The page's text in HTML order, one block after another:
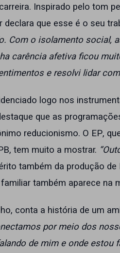
Inspirado pelo tom
que esse é o seu
Com o isolamento social,
carência afetiva ficou
e resolvi lidar
logo nos
que as
reducionismo. O EP,
tem muito a mostrar.
também da produção
também aparece na
conta a história de um
por meio dos
de mim e onde estou